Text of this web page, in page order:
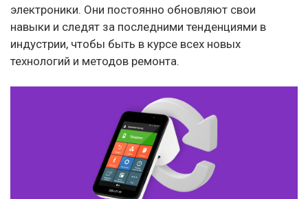
электроники. Они постоянно обновляют свои
навыки и следят за последними тенденциями в
индустрии, чтобы быть в курсе всех новых
технологий и методов ремонта.